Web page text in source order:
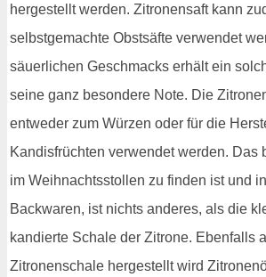
hergestellt werden. Zitronensaft kann
selbstgemachte Obstsäfte verwendet
säuerlichen Geschmacks erhält ein
seine ganz besondere Note. Die
entweder zum Würzen oder für die
Kandisfrüchten verwendet werden. Das
im Weihnachtsstollen zu finden ist und
Backwaren, ist nichts anderes, als die
kandierte Schale der Zitrone. Ebenfalls
Zitronenschale hergestellt wird